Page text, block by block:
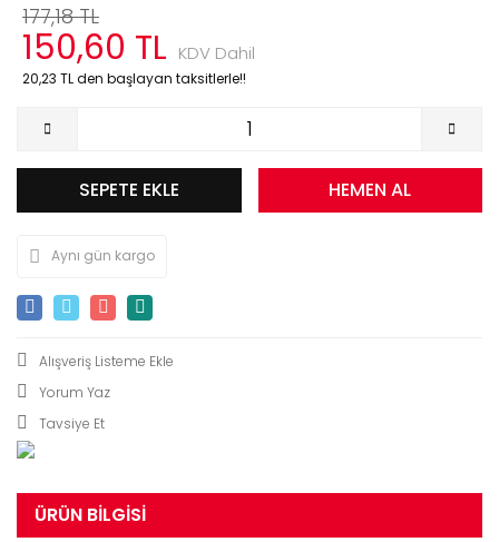
177,18 TL
150,60 TL KDV Dahil
20,23 TL den başlayan taksitlerle!!
SEPETE EKLE HEMEN AL
Aynı gün kargo
Yorum Yaz
Tavsiye Et
ÜRÜN BILGISI